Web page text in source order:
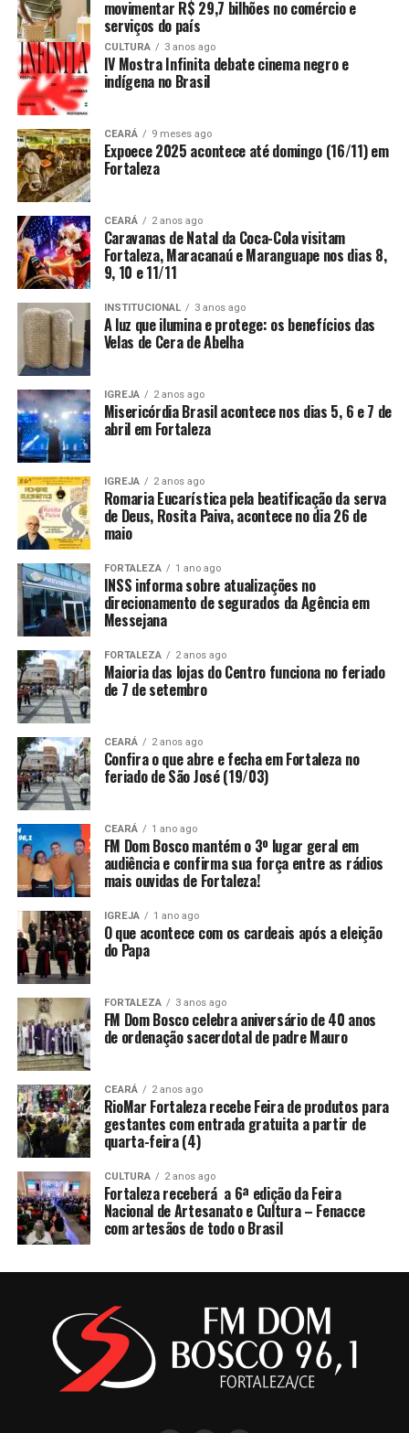
movimentar R$ 29,7 bilhões no comércio e
serviços do país
CULTURA 3 anos ago
IV Mostra Infinita debate cinema negro e
indígena no Brasil
CEARÁ 9 meses ago
Expoece 2025 acontece até domingo (16/11) em
Fortaleza
CEARÁ 2 anos ago
Caravanas de Natal da Coca-Cola visitam
Fortaleza, Maracanaú e Maranguape nos dias 8,
9, 10 e 11/11
INSTITUCIONAL 3 anos ago
A luz que ilumina e protege: os benefícios das
Velas de Cera de Abelha
IGREJA 2 anos ago
Misericórdia Brasil acontece nos dias 5, 6 e 7 de
abril em Fortaleza
IGREJA 2 anos ago
Romaria Eucarística pela beatificação da serva
de Deus, Rosita Paiva, acontece no dia 26 de
maio
FORTALEZA 1 ano ago
INSS informa sobre atualizações no
direcionamento de segurados da Agência em
Messejana
FORTALEZA 2 anos ago
Maioria das lojas do Centro funciona no feriado
de 7 de setembro
CEARÁ 2 anos ago
Confira o que abre e fecha em Fortaleza no
feriado de São José (19/03)
CEARÁ 1 ano ago
FM Dom Bosco mantém o 3º lugar geral em
audiência e confirma sua força entre as rádios
mais ouvidas de Fortaleza!
IGREJA 1 ano ago
O que acontece com os cardeais após a eleição
do Papa
FORTALEZA 3 anos ago
FM Dom Bosco celebra aniversário de 40 anos
de ordenação sacerdotal de padre Mauro
CEARÁ 2 anos ago
RioMar Fortaleza recebe Feira de produtos para
gestantes com entrada gratuita a partir de
quarta-feira (4)
CULTURA 2 anos ago
Fortaleza receberá a 6ª edição da Feira
Nacional de Artesanato e Cultura – Fenacce
com artesãos de todo o Brasil